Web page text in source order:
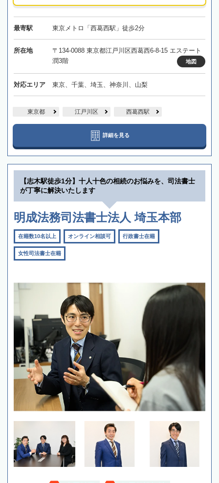
最寄駅 東京メトロ「西葛西駅」徒歩2分
所在地
〒134-0088 東京都江戸川区西葛西6-8-15 エステート
潤3階
地図
対応エリア 東京、千葉、埼玉、神奈川、山梨
東京都 江戸川区 西葛西駅
詳細を見る
【志木駅徒歩1分】十人十色の相続のお悩みを、司法書士
が丁寧に解決いたします
明成法務司法書士法人 埼玉本部
在籍数10名以上 オンライン相談可 行政書士在籍
女性司法書士在籍